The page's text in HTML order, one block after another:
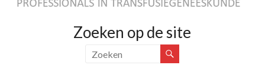
Zoeken op de site